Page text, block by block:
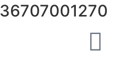
36707001270+